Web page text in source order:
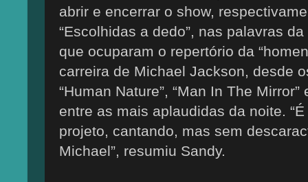
abrir e encerrar o show,
“Escolhidas a dedo”, nas palavras
que ocuparam o repertório da
carreira de Michael Jackson, desde
“Human Nature”, “Man In The
entre as mais aplaudidas da noite.
projeto, cantando, mas sem
Michael”, resumiu Sandy.